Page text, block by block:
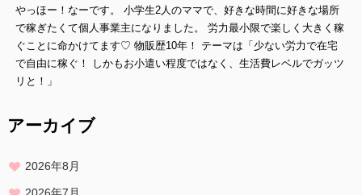
やっほー！なーです。 小学生2人のママで、好きな時間に好きな場所
で稼ぎたくて個人事業主になりました。 労力最小限で楽しく大きく稼
ぐことに命かけてます♡ 物販歴10年！ テーマは「少ない労力で在宅
で自由に稼ぐ！ しかもお小遣い程度ではなく、生活費レベルでガッツ
リと！」
アーカイブ
2026年8月